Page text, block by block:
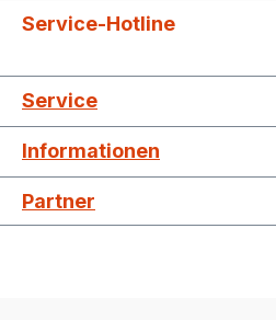
Service-Hotline
Service
Informationen
Partner